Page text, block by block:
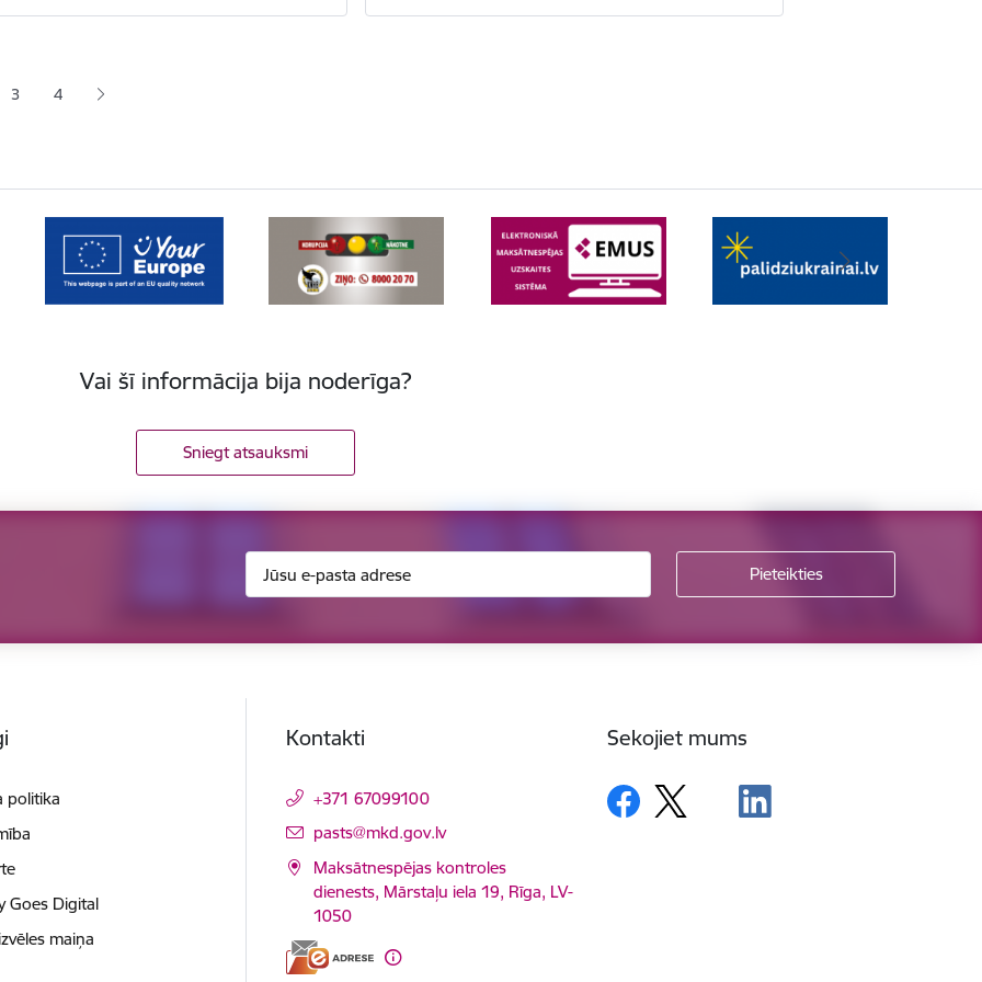
Lapa
3 Lapa
4
Vai šī informācija bija noderīga?
Sniegt atsauksmi
politika
Goes Digital
maiņa
Kontakti
+371 67099100
E-pasts:
pasts@mkd.gov.lv
Maksātnespējas kontroles
dienests, Mārstaļu iela 19, Rīga, LV-
1050
Sekojiet mums